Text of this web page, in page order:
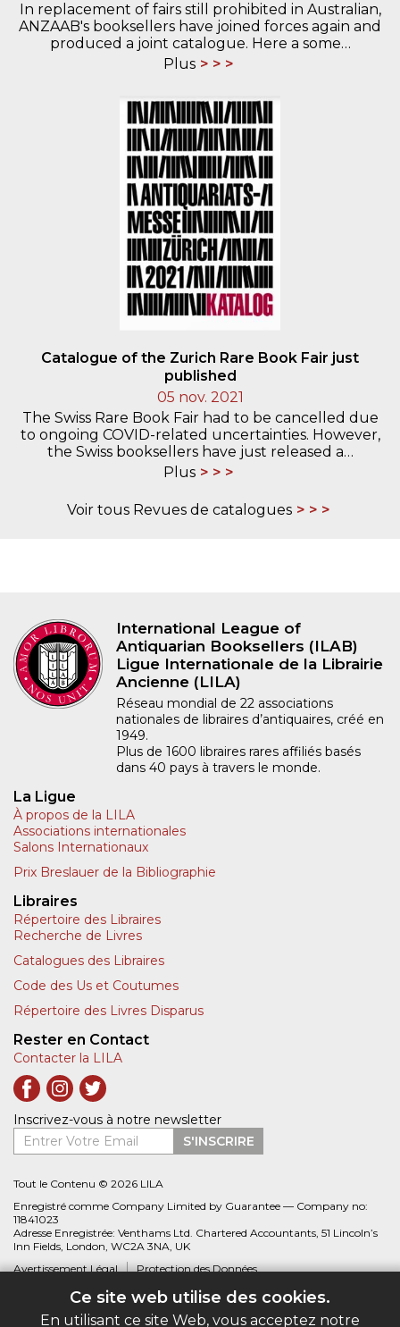
Ce site web utilise des cookies.
En utilisant ce site Web, vous acceptez notre
In replacement of fairs still prohibited in Australian,
ANZAAB's booksellers have joined forces again and
produced a joint catalogue. Here a some…
Plus
Catalogue of the Zurich Rare Book Fair just
published
05 nov. 2021
The Swiss Rare Book Fair had to be cancelled due
to ongoing COVID-related uncertainties. However,
the Swiss booksellers have just released a…
Plus
Voir tous Revues de catalogues
International League of
Antiquarian Booksellers (ILAB)
Ligue Internationale de la Librairie
Ancienne (LILA)
Réseau mondial de 22 associations
nationales de libraires d’antiquaires, créé en
1949.
Plus de 1600 libraires rares affiliés basés
dans 40 pays à travers le monde.
La Ligue
À propos de la LILA
Associations internationales
Salons Internationaux
Prix Breslauer de la Bibliographie
Libraires
Répertoire des Libraires
Recherche de Livres
Catalogues des Libraires
Code des Us et Coutumes
Répertoire des Livres Disparus
Rester en Contact
Contacter la LILA
Inscrivez-vous à notre newsletter
Entrer Votre Email
S'INSCRIRE
Tout le Contenu © 2026 LILA
Enregistré comme Company Limited by Guarantee — Company no:
11841023
Adresse Enregistrée: Venthams Ltd. Chartered Accountants, 51 Lincoln’s
Inn Fields, London, WC2A 3NA, UK
Avertissement Légal
Protection des Données